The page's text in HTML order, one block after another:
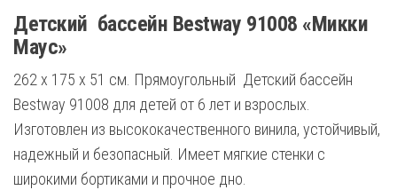
Детский бассейн Bestway 91008 «Микки
Маус»
262 х 175 х 51 см. Прямоугольный Детский бассейн
Bestway 91008 для детей от 6 лет и взрослых.
Изготовлен из высококачественного винила, устойчивый,
надежный и безопасный. Имеет мягкие стенки с
широкими бортиками и прочное дно.